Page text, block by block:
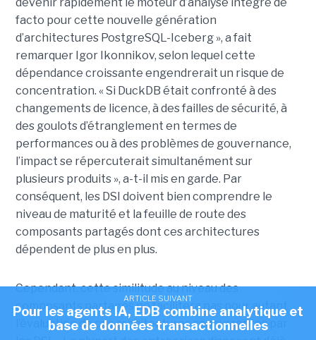
devenir rapidement le moteur d’analyse intégré de
facto pour cette nouvelle génération
d’architectures PostgreSQL-Iceberg », a fait
remarquer Igor Ikonnikov, selon lequel cette
dépendance croissante engendrerait un risque de
concentration. « Si DuckDB était confronté à des
changements de licence, à des failles de sécurité, à
des goulots d’étranglement en termes de
performances ou à des problèmes de gouvernance,
l’impact se répercuterait simultanément sur
plusieurs produits », a-t-il mis en garde. Par
conséquent, les DSI doivent bien comprendre le
niveau de maturité et la feuille de route des
composants partagés dont ces architectures
dépendent de plus en plus.
Cependant, cette similitude au niveau des
composants partagés ne facilitera pas pour autant
l’évaluation de ces architectures concurrentes par
ARTICLE SUIVANT
Pour les agents IA, EDB combine analytique et
base de données transactionnelles